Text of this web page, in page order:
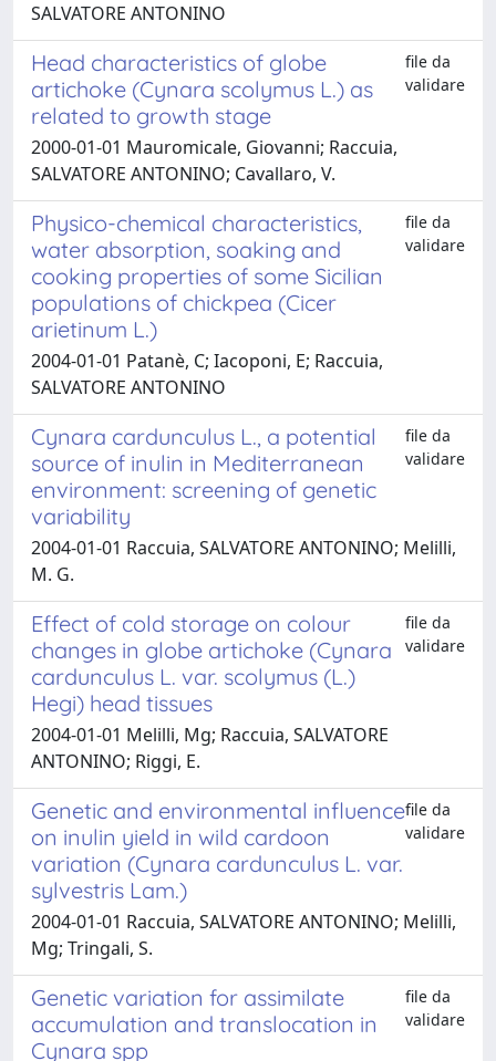
SALVATORE ANTONINO
Head characteristics of globe
artichoke (Cynara scolymus L.) as
related to growth stage
file da
validare
2000-01-01 Mauromicale, Giovanni; Raccuia,
SALVATORE ANTONINO; Cavallaro, V.
Physico-chemical characteristics,
water absorption, soaking and
cooking properties of some Sicilian
populations of chickpea (Cicer
arietinum L.)
file da
validare
2004-01-01 Patanè, C; Iacoponi, E; Raccuia,
SALVATORE ANTONINO
Cynara cardunculus L., a potential
source of inulin in Mediterranean
environment: screening of genetic
variability
file da
validare
2004-01-01 Raccuia, SALVATORE ANTONINO; Melilli,
M. G.
Effect of cold storage on colour
changes in globe artichoke (Cynara
cardunculus L. var. scolymus (L.)
Hegi) head tissues
file da
validare
2004-01-01 Melilli, Mg; Raccuia, SALVATORE
ANTONINO; Riggi, E.
Genetic and environmental influence
on inulin yield in wild cardoon
variation (Cynara cardunculus L. var.
sylvestris Lam.)
file da
validare
2004-01-01 Raccuia, SALVATORE ANTONINO; Melilli,
Mg; Tringali, S.
Genetic variation for assimilate
accumulation and translocation in
Cynara spp
file da
validare